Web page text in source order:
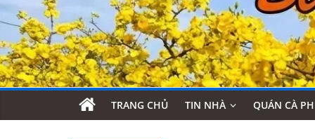
TRANG CHỦ TIN NHÀ QUÁN CÀ